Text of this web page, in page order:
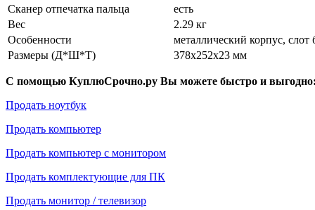
Сканер отпечатка пальца
есть
Вес
2.29 кг
Особенности
металлический корпус, слот
Размеры (Д*Ш*Т)
378x252x23 мм
С помощью КуплюСрочно.ру Вы можете быстро и выгодно:
Продать ноутбук
Продать компьютер
Продать компьютер с монитором
Продать комплектующие для ПК
Продать монитор / телевизор